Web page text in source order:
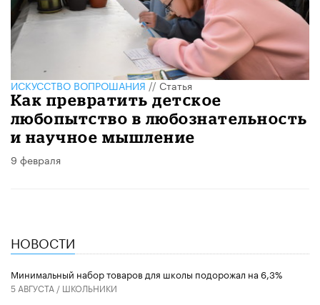
ИСКУССТВО ВОПРОШАНИЯ//Статья
Как превратить детское
любопытство в любознательность
и научное мышление
9 февраля
НОВОСТИ
Минимальный набор товаров для школы подорожал на 6,3%
5 АВГУСТА / ШКОЛЬНИКИ